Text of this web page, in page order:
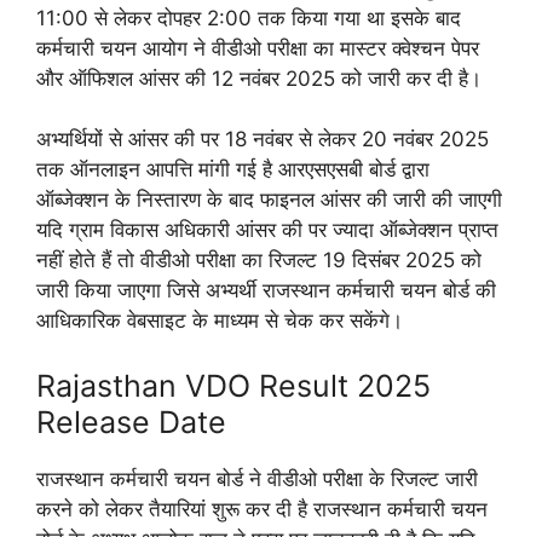
11:00 से लेकर दोपहर 2:00 तक किया गया था इसके बाद
कर्मचारी चयन आयोग ने वीडीओ परीक्षा का मास्टर क्वेश्चन पेपर
और ऑफिशल आंसर की 12 नवंबर 2025 को जारी कर दी है।
अभ्यर्थियों से आंसर की पर 18 नवंबर से लेकर 20 नवंबर 2025
तक ऑनलाइन आपत्ति मांगी गई है आरएसएसबी बोर्ड द्वारा
ऑब्जेक्शन के निस्तारण के बाद फाइनल आंसर की जारी की जाएगी
यदि ग्राम विकास अधिकारी आंसर की पर ज्यादा ऑब्जेक्शन प्राप्त
नहीं होते हैं तो वीडीओ परीक्षा का रिजल्ट 19 दिसंबर 2025 को
जारी किया जाएगा जिसे अभ्यर्थी राजस्थान कर्मचारी चयन बोर्ड की
आधिकारिक वेबसाइट के माध्यम से चेक कर सकेंगे।
Rajasthan VDO Result 2025
Release Date
राजस्थान कर्मचारी चयन बोर्ड ने वीडीओ परीक्षा के रिजल्ट जारी
करने को लेकर तैयारियां शुरू कर दी है राजस्थान कर्मचारी चयन